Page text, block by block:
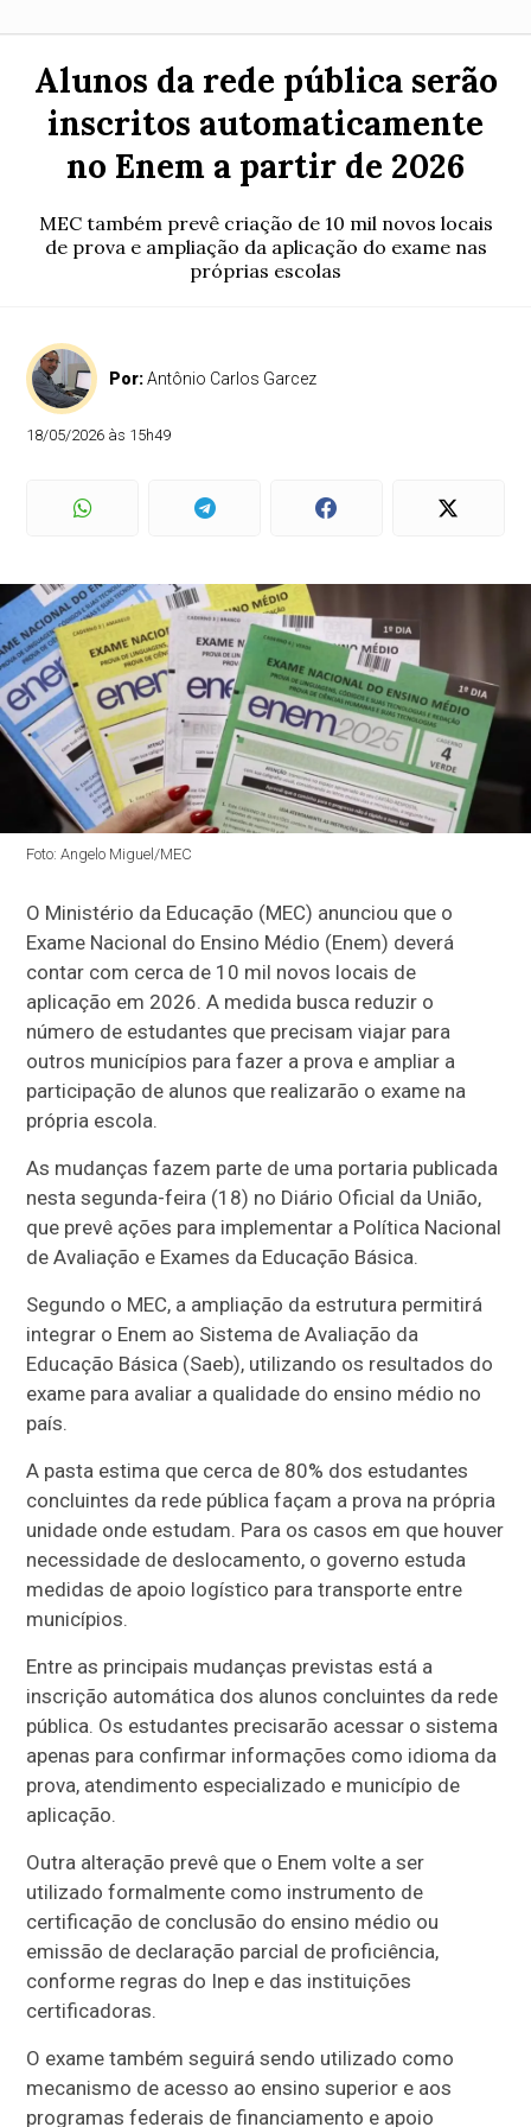
Alunos da rede pública serão
inscritos automaticamente
no Enem a partir de 2026
MEC também prevê criação de 10 mil novos locais
de prova e ampliação da aplicação do exame nas
próprias escolas
Por:Antônio Carlos Garcez
18/05/2026 às 15h49
Foto: Angelo Miguel/MEC
O Ministério da Educação (MEC) anunciou que o
Exame Nacional do Ensino Médio (Enem) deverá
contar com cerca de 10 mil novos locais de
aplicação em 2026. A medida busca reduzir o
número de estudantes que precisam viajar para
outros municípios para fazer a prova e ampliar a
participação de alunos que realizarão o exame na
própria escola.
As mudanças fazem parte de uma portaria publicada
nesta segunda-feira (18) no Diário Oficial da União,
que prevê ações para implementar a Política Nacional
de Avaliação e Exames da Educação Básica.
Segundo o MEC, a ampliação da estrutura permitirá
integrar o Enem ao Sistema de Avaliação da
Educação Básica (Saeb), utilizando os resultados do
exame para avaliar a qualidade do ensino médio no
país.
A pasta estima que cerca de 80% dos estudantes
concluintes da rede pública façam a prova na própria
unidade onde estudam. Para os casos em que houver
necessidade de deslocamento, o governo estuda
medidas de apoio logístico para transporte entre
municípios.
Entre as principais mudanças previstas está a
inscrição automática dos alunos concluintes da rede
pública. Os estudantes precisarão acessar o sistema
apenas para confirmar informações como idioma da
prova, atendimento especializado e município de
aplicação.
Outra alteração prevê que o Enem volte a ser
utilizado formalmente como instrumento de
certificação de conclusão do ensino médio ou
emissão de declaração parcial de proficiência,
conforme regras do Inep e das instituições
certificadoras.
O exame também seguirá sendo utilizado como
mecanismo de acesso ao ensino superior e aos
programas federais de financiamento e apoio